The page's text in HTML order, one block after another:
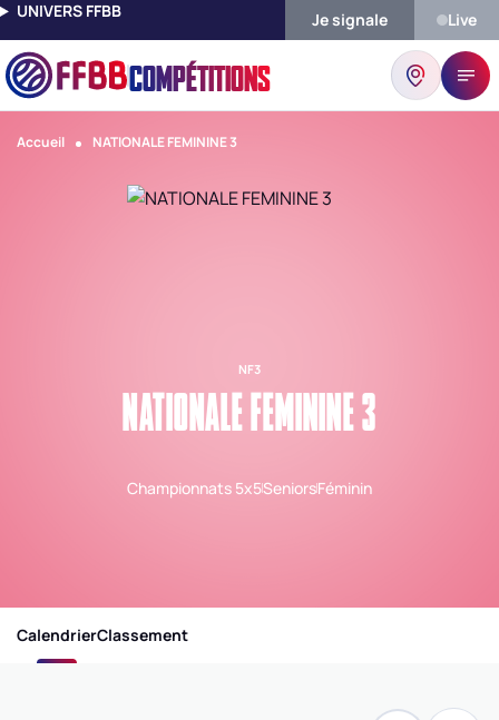
UNIVERS FFBB Je signale Live
COMPÉTITIONS
Accueil NATIONALE FEMININE 3
NF3
NATIONALE FEMININE 3
Championnats 5x5SeniorsFéminin
CalendrierClassement